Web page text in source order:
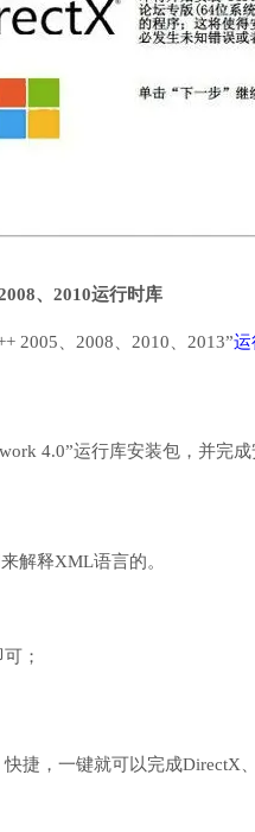
、2010运行时库
2005、2008、2010、2013”运
4.0”运行库安装包，并完成
解释XML语言的。
；
捷，一键就可以完成DirectX